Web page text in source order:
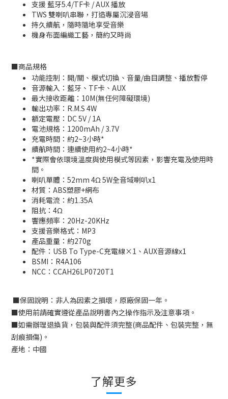
支援 藍牙5.4/TF卡 / AUX 播放
TWS 雙喇叭串聯，打造專屬沉浸音場
持久續航，隨時隨地享受音樂
機身布面編織工藝，簡約又時尚
■商品規格
功能控制：開/關、模式切換、音量/曲目調整、播放暫停
音源輸入：藍牙、TF卡、AUX
最大接收距離：10M(無任何障礙環境)
輸出功率：R.M.S 4W
額定電壓：DC 5V / 1A
電池規格：1200mAh / 3.7V
充電時間：約2~3小時*
續航時間：連續使用約2~4小時*
*實際會依環境溫度與使用模式等因素，影響充電及使用時
間。
喇叭單體：52mm 4Ω 5W全音域喇叭x1
材質：ABS塑膠+網布
消耗電流：約1.35A
阻抗：4Ω
響應頻率：20Hz-20KHz
支援音樂格式：MP3
產品重量：約270g
配件：USB To Type-C充電線×1、AUX音源線x1
BSMI： R4A106
NCC ： CCAH26LP0720T1
■保固說明：非人為因素之損壞，原廠保固一年。
■使用前請確實遵從產品說明書內之操作指示及注意事項。
■如需辦理退換貨，包裝與配件須完整(商品配件、包裝完整，無
刮痕損傷) 。
產地：中國
了解更多